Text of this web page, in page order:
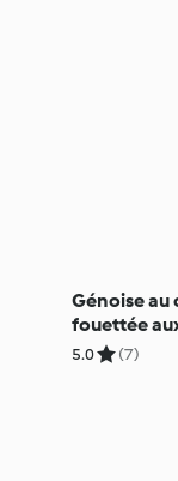
Génoise au
fouettée
caramel
5.0 (7)